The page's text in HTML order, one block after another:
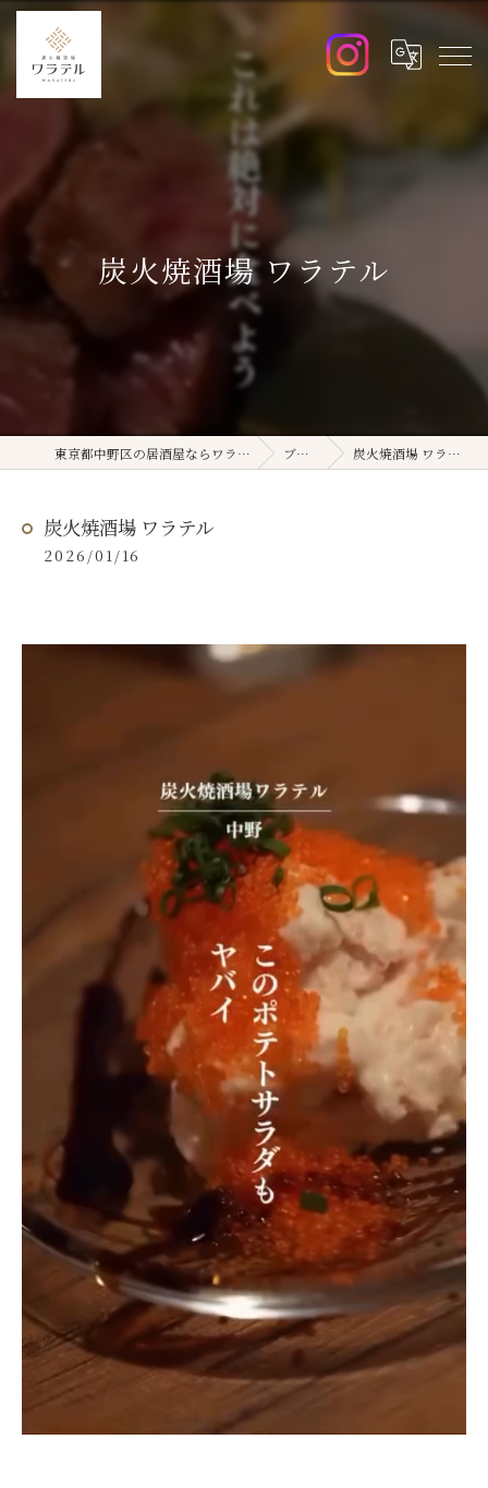
炭火焼酒場 ワラテル
東京都中野区の居酒屋ならワラテル ブログ 炭火焼酒場 ワラテル
炭火焼酒場 ワラテル
2026/01/16